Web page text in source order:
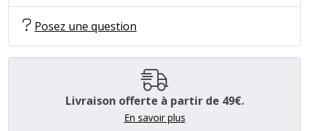
Posez une question
Livraison offerte à partir de 49€.
En savoir plus